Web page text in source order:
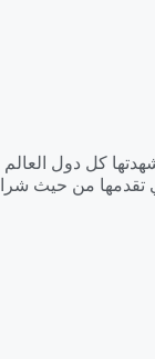
كل دول
من حيث شراء